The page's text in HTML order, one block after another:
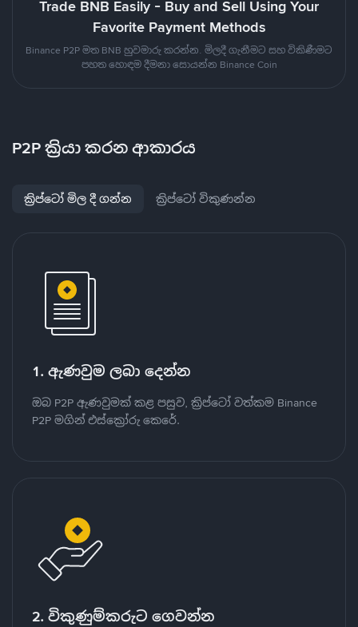
Trade BNB Easily - Buy and Sell Using Your
Favorite Payment Methods
Binance P2P මත BNB හුවමාරු කරන්න. මිලදී ගැනීමට සහ විකිණීමට
පහත හොඳම දීමනා සොයන්න Binance Coin
P2P ක්‍රියා කරන ආකාරය
ක්‍රිප්ටෝ මිල දී ගන්න ක්‍රිප්ටෝ විකුණන්න
1. ඇණවුම ලබා දෙන්න
ඔබ P2P ඇණවුමක් කළ පසුව, ක්‍රිප්ටෝ වත්කම Binance
P2P මගින් එස්ක්‍රෝරු කෙරේ.
2. විකුණුම්කරුට ගෙවන්න